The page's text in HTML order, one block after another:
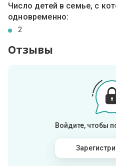
Число детей в семье, с
одновременно:
2
Отзывы
Войдите, чтобы